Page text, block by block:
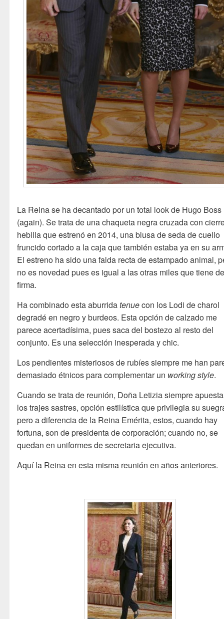
La Reina se ha decantado por un total look de Hugo Boss
(again). Se trata de una chaqueta negra cruzada con
hebilla que estrenó en 2014, una blusa de seda de cuello
fruncido cortado a la caja que también estaba ya en su
El estreno ha sido una falda recta de estampado animal,
no es novedad pues es igual a las otras miles que tiene
firma.
Ha combinado esta aburridatenuecon los Lodi de charol
degradé en negro y burdeos. Esta opción de calzado me
parece acertadísima, pues saca del bostezo al resto del
conjunto. Es una selección inesperada y chic.
Los pendientes misteriosos de rubíes siempre me han
demasiado étnicos para complementar un working style.
Cuando se trata de reunión, Doña Letizia siempre
los trajes sastres, opción estilística que privilegia su
pero a diferencia de la Reina Emérita, estos, cuando hay
fortuna, son de presidenta de corporación; cuando no, se
quedan en uniformes de secretaria ejecutiva.
Aquí la Reina en esta misma reunión en años anteriores.